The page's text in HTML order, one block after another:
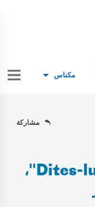
مكناس
مشاركة
سينما: "Dites-lui que je l’aime"،